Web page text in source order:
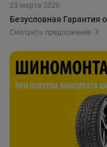
23 марта 2026
Безусловная Гарантия
Смотреть предложение